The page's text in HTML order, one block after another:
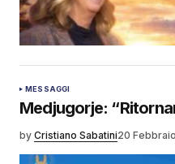
MESSAGGI
Medjugorje:
by Cristiano Sabatini20